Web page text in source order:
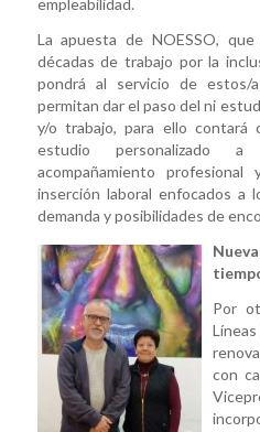
empleabilidad.
La apuesta de NOESSO,
décadas de trabajo por la
pondrá al servicio de estos/
permitan dar el paso del ni
y/o trabajo, para ello contará
estudio
acompañamiento
inserción laboral enfocados a
demanda y posibilidades de
Por
con